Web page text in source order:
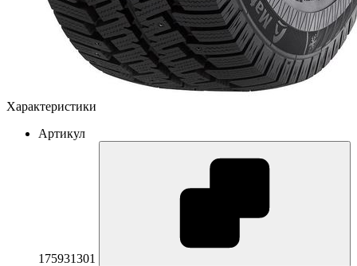
Характеристики
Артикул
175931301